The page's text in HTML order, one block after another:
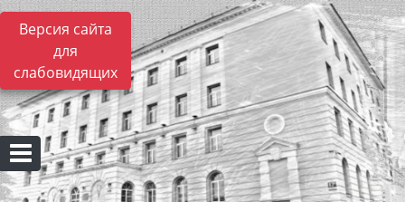
Версия сайта
для
слабовидящих